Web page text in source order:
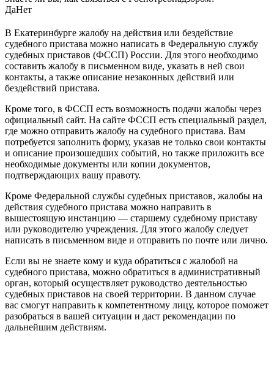
ДаНет
В Екатеринбурге жалобу на действия или бездействие
судебного пристава можно написать в Федеральную службу
судебных приставов (ФССП) России. Для этого необходимо
составить жалобу в письменном виде, указать в ней свои
контакты, а также описание незаконных действий или
бездействий пристава.
Кроме того, в ФССП есть возможность подачи жалобы через
официальный сайт. На сайте ФССП есть специальный раздел,
где можно отправить жалобу на судебного пристава. Вам
потребуется заполнить форму, указав не только свои контакты
и описание произошедших событий, но также приложить все
необходимые документы или копии документов,
подтверждающих вашу правоту.
Кроме Федеральной службы судебных приставов, жалобы на
действия судебного пристава можно направить в
вышестоящую инстанцию — старшему судебному приставу
или руководителю учреждения. Для этого жалобу следует
написать в письменном виде и отправить по почте или лично.
Если вы не знаете кому и куда обратиться с жалобой на
судебного пристава, можно обратиться в административный
орган, который осуществляет руководство деятельностью
судебных приставов на своей территории. В данном случае
вас смогут направить к компетентному лицу, которое поможет
разобраться в вашей ситуации и даст рекомендации по
дальнейшим действиям.